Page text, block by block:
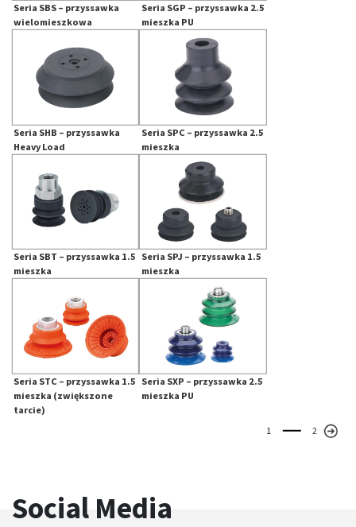
Seria SBS – przyssawka
wielomieszkowa
Seria SGP – przyssawka 2.5
mieszka PU
Seria SHB – przyssawka
Heavy Load
Seria SPC – przyssawka 2.5
mieszka
Seria SBT – przyssawka 1.5
mieszka
Seria SPJ – przyssawka 1.5
mieszka
Seria STC – przyssawka 1.5
mieszka (zwiększone
tarcie)
Seria SXP – przyssawka 2.5
mieszka PU
1 2
Social Media